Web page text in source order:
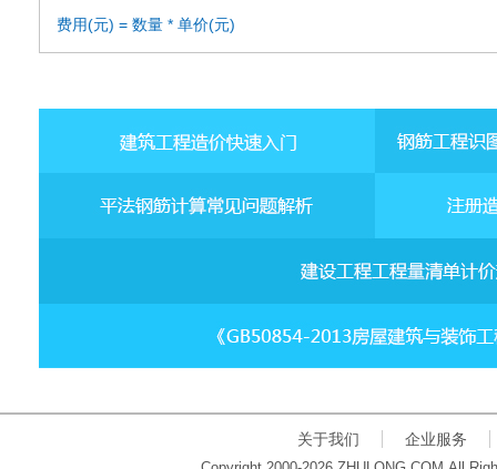
费用(元) = 数量 * 单价(元)
关于我们 企业服务